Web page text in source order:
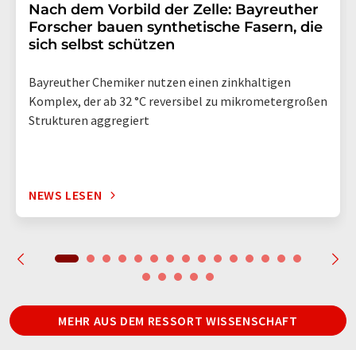
Nach dem Vorbild der Zelle: Bayreuther
Forscher bauen synthetische Fasern, die
sich selbst schützen
Bayreuther Chemiker nutzen einen zinkhaltigen
Komplex, der ab 32 °C reversibel zu mikrometergroßen
Strukturen aggregiert
NEWS LESEN
MEHR AUS DEM RESSORT WISSENSCHAFT